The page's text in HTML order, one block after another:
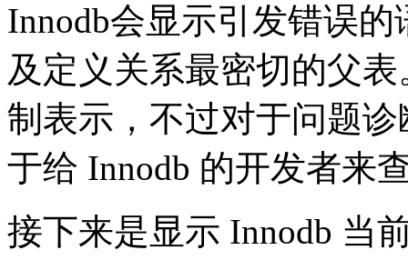
Innodb会显示引发错误
及定义关系最密切的父
制表示，不过对于问题
于给 Innodb 的开发者来
接下来是显示 Innodb 当